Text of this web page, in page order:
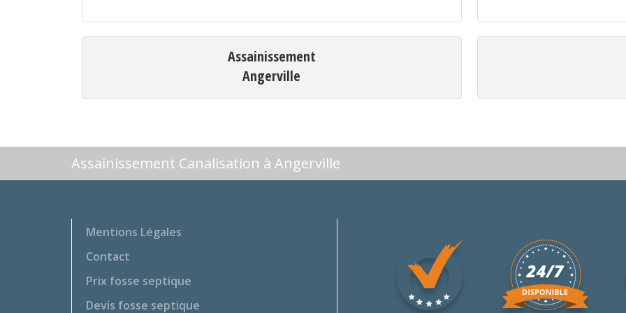
Assainissement
Angerville
Assainissement Canalisation à Angerville
Mentions Légales
Contact
Prix fosse septique
Devis fosse septique